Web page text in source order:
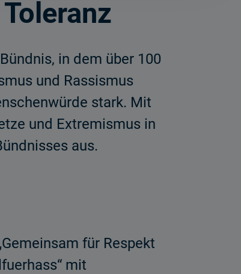
in dem über 100
und Rassismus
stark. Mit
und Extremismus in
aus.
für Respekt
mit